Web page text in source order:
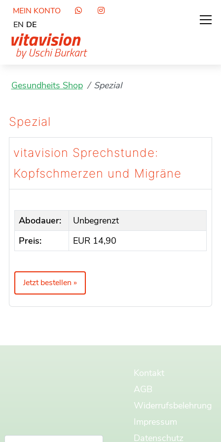
MEIN KONTO
EN DE
Gesundheits Shop Spezial
Spezial
vitavision Sprechstunde:
Kopfschmerzen und Migräne
Abodauer:
Unbegrenzt
Preis:
EUR 14,90
Jetzt bestellen »
Kontakt
AGB
Widerrufsbelehrung
Impressum
Datenschutz